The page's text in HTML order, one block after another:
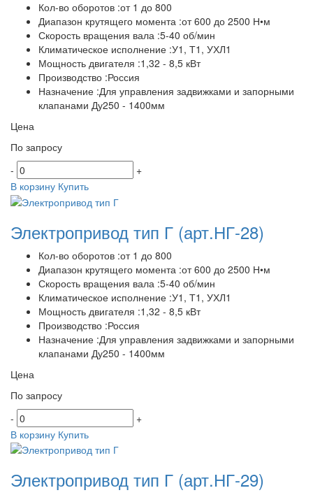
Кол-во оборотов :от 1 до 800
Диапазон крутящего момента :от 600 до 2500 Н•м
Скорость вращения вала :5-40 об/мин
Климатическое исполнение :У1, Т1, УХЛ1
Мощность двигателя :1,32 - 8,5 кВт
Производство :Россия
Назначение :Для управления задвижками и запорными
клапанами Ду250 - 1400мм
Цена
По запросу
-
+
В корзину Купить
Электропривод тип Г (арт.НГ-28)
Кол-во оборотов :от 1 до 800
Диапазон крутящего момента :от 600 до 2500 Н•м
Скорость вращения вала :5-40 об/мин
Климатическое исполнение :У1, Т1, УХЛ1
Мощность двигателя :1,32 - 8,5 кВт
Производство :Россия
Назначение :Для управления задвижками и запорными
клапанами Ду250 - 1400мм
Цена
По запросу
-
+
В корзину Купить
Электропривод тип Г (арт.НГ-29)